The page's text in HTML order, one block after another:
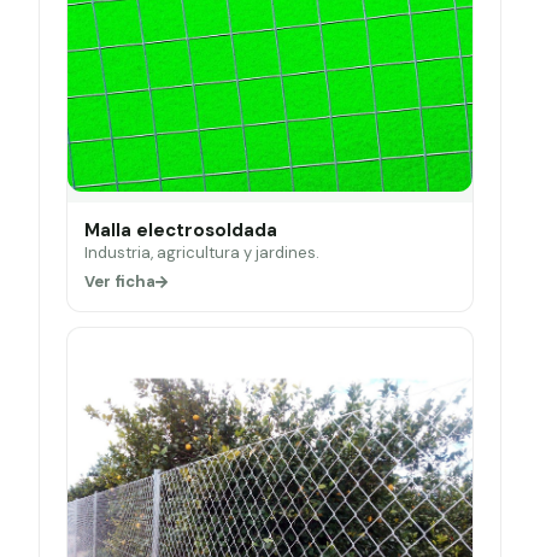
Malla electrosoldada
Industria, agricultura y jardines.
Ver ficha